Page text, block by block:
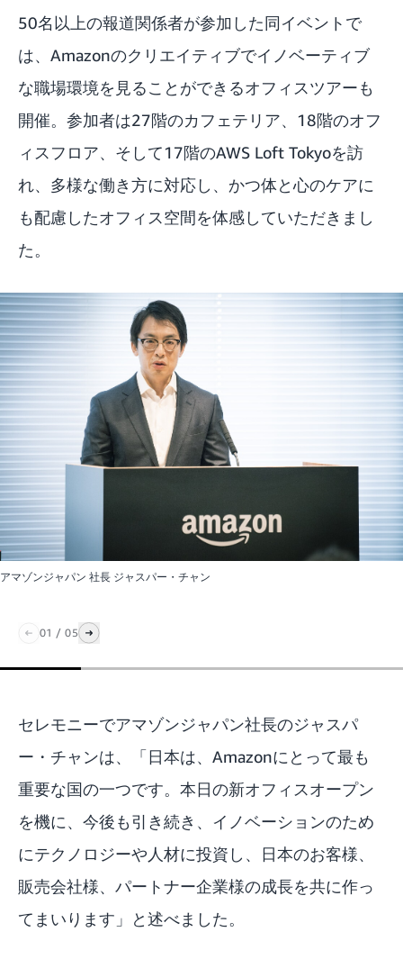
50名以上の報道関係者が参加した同イベントで
は、Amazonのクリエイティブでイノベーティブ
な職場環境を見ることができるオフィスツアーも
開催。参加者は27階のカフェテリア、18階のオフ
ィスフロア、そして17階のAWS Loft Tokyoを訪
れ、多様な働き方に対応し、かつ体と心のケアに
も配慮したオフィス空間を体感していただきまし
た。
アマゾンジャパン 社長 ジャスパー・チャン
01 / 05
セレモニーでアマゾンジャパン社長のジャスパ
ー・チャンは、「日本は、Amazonにとって最も
重要な国の一つです。本日の新オフィスオープン
を機に、今後も引き続き、イノベーションのため
にテクノロジーや人材に投資し、日本のお客様、
販売会社様、パートナー企業様の成長を共に作っ
てまいります」と述べました。